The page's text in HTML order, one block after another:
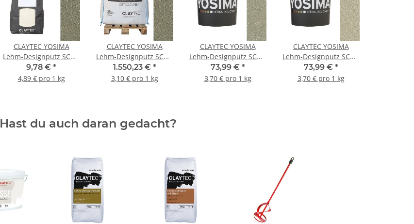
CLAYTEC YOSIMA
Lehm-Designputz SCGR
1.0 PE - 2 kg Beutel
9,78 € *
4,89 € pro 1 kg
CLAYTEC YOSIMA
Lehm-Designputz SCGR
1.0 PE - 500 kg BigBag
1.550,23 € *
3,10 € pro 1 kg
CLAYTEC YOSIMA
Lehm-Designputz SCGR
1.1 PE - 20 kg Eimer
73,99 € *
3,70 € pro 1 kg
CLAYTEC YOSIMA
Lehm-Designputz SCGR
1.2 PE - 20 kg Eimer
73,99 € *
3,70 € pro 1 kg
Hast du auch daran gedacht?